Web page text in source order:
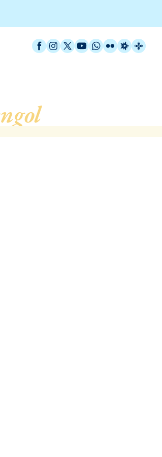
Facebook
Instagram
X / Twitter
YouTube
WhatsApp
FlickrRadio
, de Barcelona